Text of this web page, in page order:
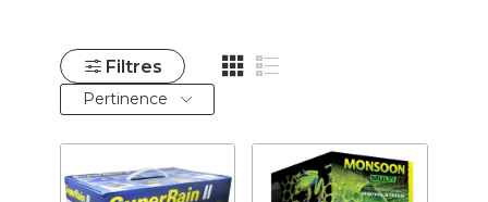
Filtres
Pertinence